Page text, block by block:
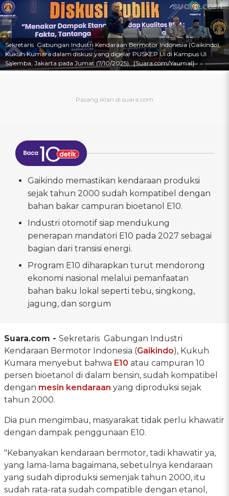
Sekretaris Gabungan Industri Kendaraan Bermotor Indonesia (Gaikindo),
Kukuh Kumara dalam diskusi yang digelar PUSKEP UI di Kampus UI
Salemba, Jakarta pada Jumat (7/10/2025). [Suara.com/Yaumal]
Gaikindo memastikan kendaraan produksi
sejak tahun 2000 sudah kompatibel dengan
bahan bakar campuran bioetanol E10.
Industri otomotif siap mendukung
penerapan mandatori E10 pada 2027 sebagai
bagian dari transisi energi.
Program E10 diharapkan turut mendorong
ekonomi nasional melalui pemanfaatan
bahan baku lokal seperti tebu, singkong,
jagung, dan sorgum
Suara.com - Sekretaris Gabungan Industri
Kendaraan Bermotor Indonesia (Gaikindo), Kukuh
Kumara menyebut bahwa E10 atau campuran 10
persen bioetanol di dalam bensin, sudah kompatibel
dengan mesin kendaraan yang diproduksi sejak
tahun 2000.
Dia pun mengimbau, masyarakat tidak perlu khawatir
dengan dampak penggunaan E10.
"Kebanyakan kendaraan bermotor, tadi khawatir ya,
yang lama-lama bagaimana, sebetulnya kendaraan
yang sudah diproduksi semenjak tahun 2000, itu
sudah rata-rata sudah compatible dengan etanol,